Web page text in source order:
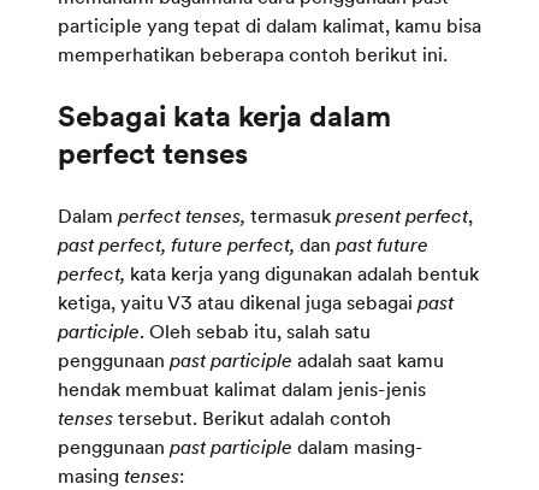
participle yang tepat di dalam kalimat, kamu bisa
memperhatikan beberapa contoh berikut ini.
Sebagai kata kerja dalam
Dalam perfect tenses, termasukpresent perfect,
past perfect, future perfect, dan past future
perfect, kata kerja yang digunakan adalah bentuk
ketiga, yaitu V3 atau dikenal juga sebagai past
participle. Oleh sebab itu, salah satu
penggunaan past participle adalah saat kamu
hendak membuat kalimat dalam jenis-jenis
tensestersebut. Berikut adalah contoh
penggunaan past participle dalam masing-
masingtenses: